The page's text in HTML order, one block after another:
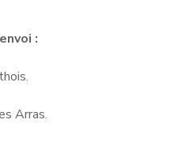
:
Arras.